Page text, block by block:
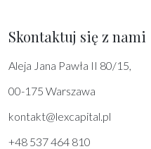
Skontaktuj się z nami
Aleja Jana Pawła II 80/15,
00-175 Warszawa
kontakt@lexcapital.pl
+48 537 464 810